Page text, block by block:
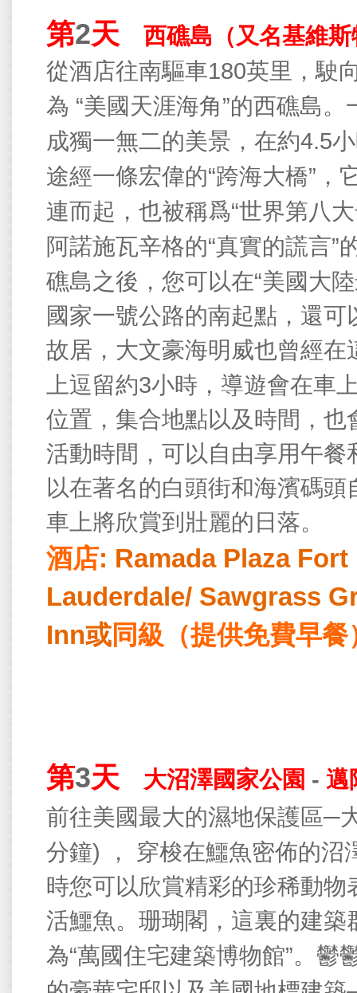
第2天
西礁島（又名基維斯
從酒店往南驅車180英里，駛
為 “美國天涯海角”的西礁島。
成獨一無二的美景，在約4.5
途經一條宏偉的“跨海大橋” ，
連而起，也被稱爲“世界第八
阿諾施瓦辛格的“真實的謊言”
礁島之後，您可以在“美國大
國家一號公路的南起點，還
故居，大文豪海明威也曾經
上逗留約3小時，導遊會在車
位置，集合地點以及時間，
活動時間，可以自由享用午
以在著名的白頭街和海濱碼
車上將欣賞到壯麗的日落。
酒店: Ramada Plaza Fort
Lauderdale/ Sawgrass
Inn或同級（提供免費早餐
第3天 大沼澤國家公園 - 邁
前往美國最大的濕地保護區─
分鐘) ，
穿梭在鱷魚密佈的沼
時您可以欣賞精彩的珍稀動
活鱷魚。珊瑚閣，這裏的建
為“萬國住宅建築博物館”。鬱